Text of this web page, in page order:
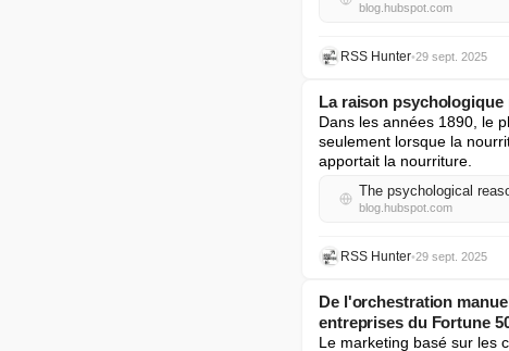
blog.hubspot.com
RSS Hunter•29 sept. 2025
La raison
Dans les années 1890, le
seulement lorsque la
apportait la nourriture.
The psychological
blog.hubspot.com
RSS Hunter•29 sept. 2025
De l'orchestration
entreprises du Fortune
Le marketing basé sur les